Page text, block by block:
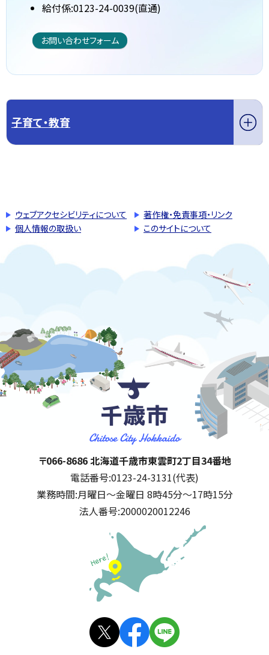
給付係:0123-24-0039(直通)
お問い合わせフォーム
子育て・教育
ウェブアクセシビリティについて
著作権・免責事項・リンク
個人情報の取扱い
このサイトについて
千歳市
住所:
〒066-8686 北海道千歳市東雲町2丁目34番地
電話番号:0123-24-3131(代表)
業務時間:月曜日～金曜日 8時45分～17時15分
法人番号:2000020012246
公式SNS